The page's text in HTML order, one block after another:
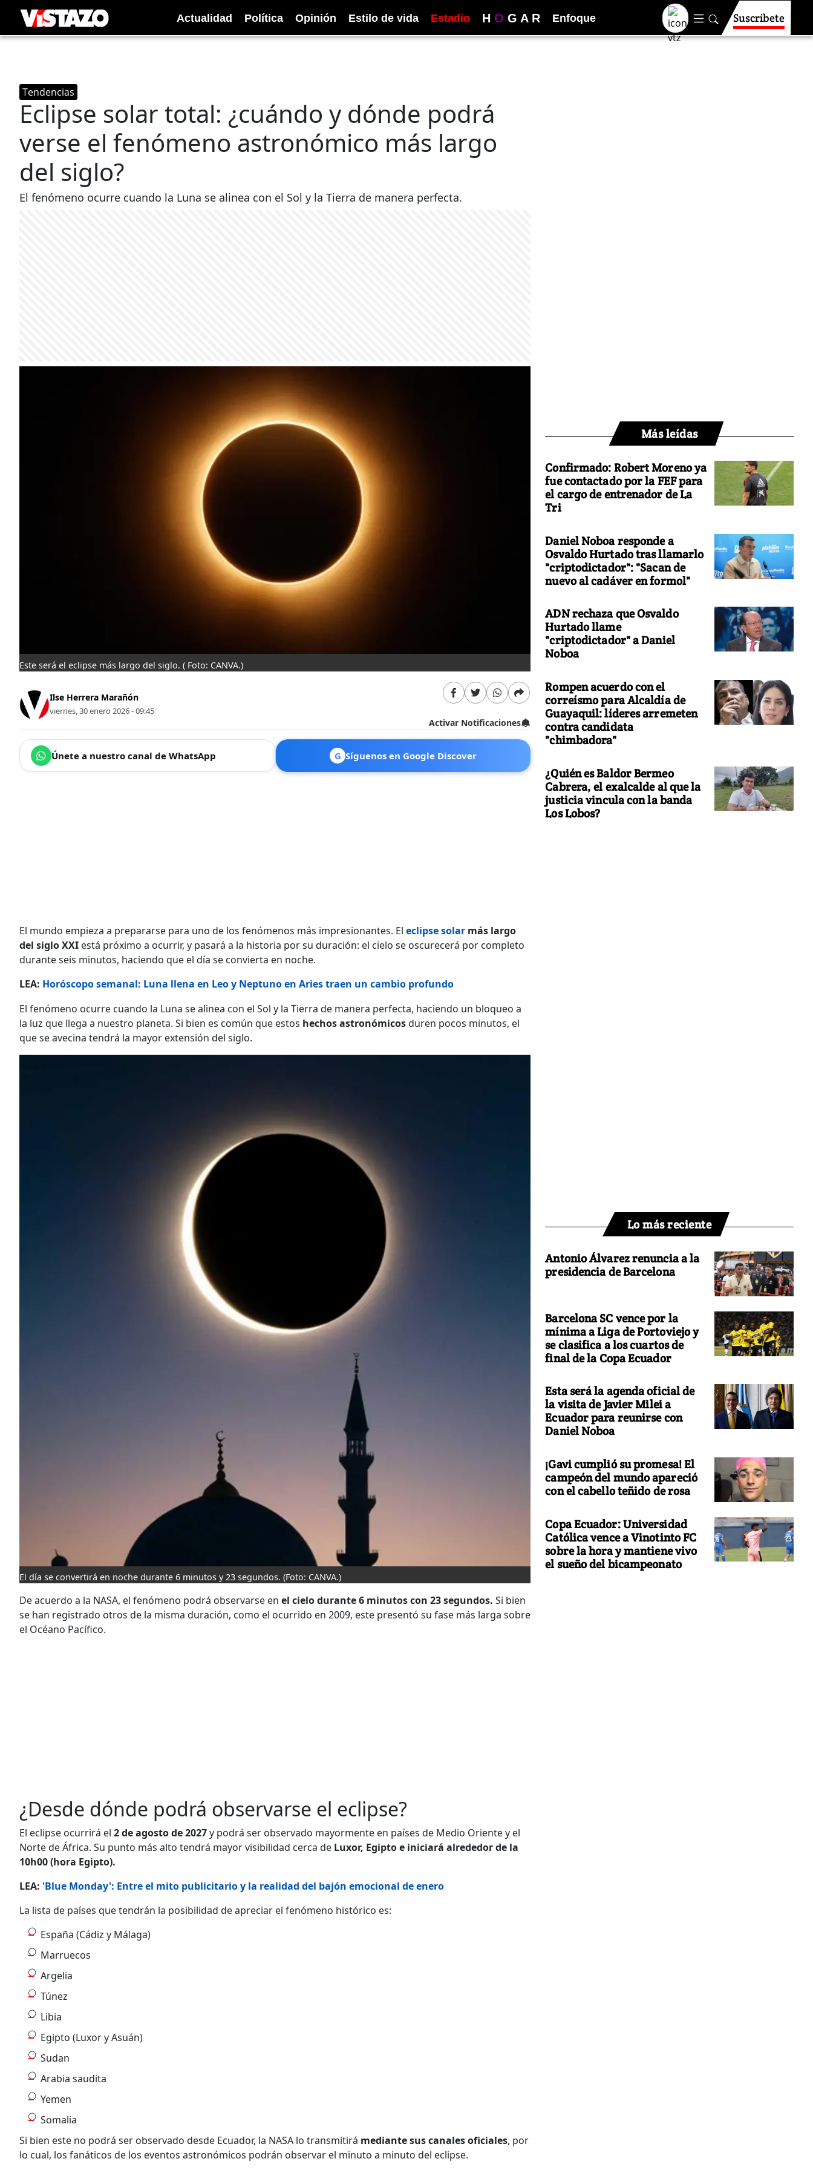
Actualidad Política Opinión Estilo de vida Estadio H O G A R Enfoque Suscríbete
Tendencias
Eclipse solar total: ¿cuándo y dónde podrá
verse el fenómeno astronómico más largo
del siglo?
El fenómeno ocurre cuando la Luna se alinea con el Sol y la Tierra de manera perfecta.
Este será el eclipse más largo del siglo. ( Foto: CANVA.)
Ilse Herrera Marañón
viernes, 30 enero 2026 - 09:45
Activar Notificaciones
Únete a nuestro canal de WhatsApp G Síguenos en Google Discover
El mundo empieza a prepararse para uno de los fenómenos más impresionantes. El eclipse solar más largo
del siglo XXI está próximo a ocurrir, y pasará a la historia por su duración: el cielo se oscurecerá por completo
durante seis minutos, haciendo que el día se convierta en noche.
LEA: Horóscopo semanal: Luna llena en Leo y Neptuno en Aries traen un cambio profundo
El fenómeno ocurre cuando la Luna se alinea con el Sol y la Tierra de manera perfecta, haciendo un bloqueo a
la luz que llega a nuestro planeta. Si bien es común que estos hechos astronómicosduren pocos minutos, el
que se avecina tendrá la mayor extensión del siglo.
El día se convertirá en noche durante 6 minutos y 23 segundos. (Foto: CANVA.)
De acuerdo a la NASA, el fenómeno podrá observarse en el cielo durante 6 minutos con 23 segundos. Si bien
se han registrado otros de la misma duración, como el ocurrido en 2009, este presentó su fase más larga sobre
el Océano Pacífico.
¿Desde dónde podrá observarse el eclipse?
El eclipse ocurrirá el 2 de agosto de 2027y podrá ser observado mayormente en países de Medio Oriente y el
Norte de África. Su punto más alto tendrá mayor visibilidad cerca de Luxor, Egipto e iniciará alrededor de la
10h00 (hora Egipto).
LEA: 'Blue Monday': Entre el mito publicitario y la realidad del bajón emocional de enero
La lista de países que tendrán la posibilidad de apreciar el fenómeno histórico es:
España (Cádiz y Málaga)
Marruecos
Argelia
Túnez
Libia
Egipto (Luxor y Asuán)
Sudan
Arabia saudita
Yemen
Somalia
Si bien este no podrá ser observado desde Ecuador, la NASA lo transmitirá mediante sus canales oficiales, por
lo cual, los fanáticos de los eventos astronómicos podrán observar el minuto a minuto del eclipse.
Más leídas
Confirmado: Robert Moreno ya
fue contactado por la FEF para
el cargo de entrenador de La
Tri
Daniel Noboa responde a
Osvaldo Hurtado tras llamarlo
"criptodictador": "Sacan de
nuevo al cadáver en formol"
ADN rechaza que Osvaldo
Hurtado llame
"criptodictador" a Daniel
Noboa
Rompen acuerdo con el
correísmo para Alcaldía de
Guayaquil: líderes arremeten
contra candidata
"chimbadora"
¿Quién es Baldor Bermeo
Cabrera, el exalcalde al que la
justicia vincula con la banda
Los Lobos?
Lo más reciente
Antonio Álvarez renuncia a la
presidencia de Barcelona
Barcelona SC vence por la
mínima a Liga de Portoviejo y
se clasifica a los cuartos de
final de la Copa Ecuador
Esta será la agenda oficial de
la visita de Javier Milei a
Ecuador para reunirse con
Daniel Noboa
¡Gavi cumplió su promesa! El
campeón del mundo apareció
con el cabello teñido de rosa
Copa Ecuador: Universidad
Católica vence a Vinotinto FC
sobre la hora y mantiene vivo
el sueño del bicampeonato